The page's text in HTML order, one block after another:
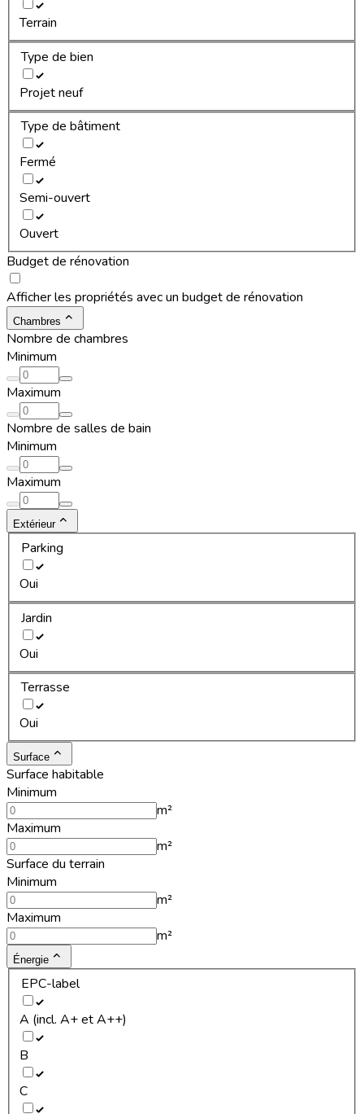
Terrain
Type de bien
Projet neuf
Type de bâtiment
Fermé
Semi-ouvert
Ouvert
Budget de rénovation
Afficher les propriétés avec un budget de rénovation
Chambres
Nombre de chambres
Minimum
Maximum
Nombre de salles de bain
Minimum
Maximum
Extérieur
Parking
Oui
Jardin
Oui
Terrasse
Oui
Surface
Surface habitable
Minimum
m²
Maximum
m²
Surface du terrain
Minimum
m²
Maximum
m²
Énergie
EPC-label
A (incl. A+ et A++)
B
C